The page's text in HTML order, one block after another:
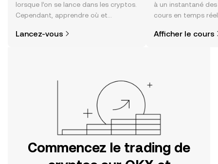
lorsque l’on se lance dans les cryptos.
Cependant, apprendre où et
plus simple que vous ne l’imaginez.
Lancez-vous
à un instantané
cours en temps
actualités et bien
Afficher le cours
Commencez le trading de